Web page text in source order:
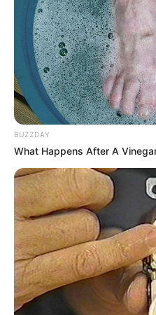
BUZZDAY
What Happens After A